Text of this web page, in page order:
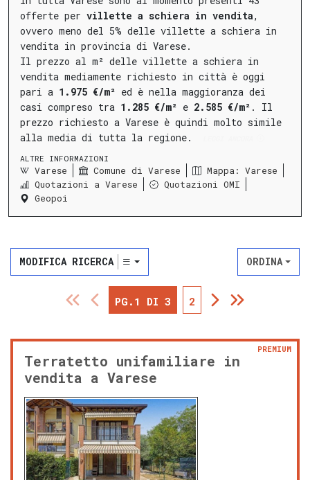
offerte per villette a schiera in vendita,
ovvero meno del 5% delle villette a schiera in
vendita in provincia di Varese.
Il prezzo al m² delle villette a schiera in
vendita mediamente richiesto in città è oggi
pari a 1.975 €/m² ed è nella maggioranza dei
casi compreso tra 1.285 €/m² e 2.585 €/m² . Il
prezzo richiesto a Varese è quindi molto simile
alla media di tutta la regione.
ALTRE INFORMAZIONI
Varese Comune di Varese
Mappa: Varese
Quotazioni a Varese
Quotazioni OMI
Geopoi
MODIFICA RICERCA ORDINA
PG.1 DI 3 2
Terratetto unifamiliare in
vendita a Varese
PREMIUM